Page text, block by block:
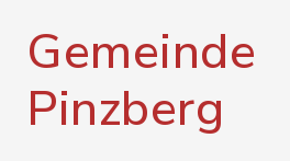
Gemeinde
Pinzberg